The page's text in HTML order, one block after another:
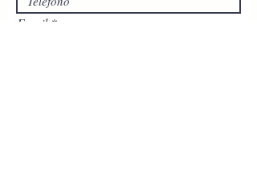
Email